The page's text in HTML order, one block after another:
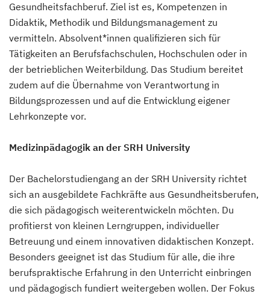
Gesundheitsfachberuf. Ziel ist es, Kompetenzen in
Didaktik, Methodik und Bildungsmanagement zu
vermitteln. Absolvent*innen qualifizieren sich für
Tätigkeiten an Berufsfachschulen, Hochschulen oder in
der betrieblichen Weiterbildung. Das Studium bereitet
zudem auf die Übernahme von Verantwortung in
Bildungsprozessen und auf die Entwicklung eigener
Lehrkonzepte vor.
Medizinpädagogik an der SRH University
Der Bachelorstudiengang an der SRH University richtet
sich an ausgebildete Fachkräfte aus Gesundheitsberufen,
die sich pädagogisch weiterentwickeln möchten. Du
profitierst von kleinen Lerngruppen, individueller
Betreuung und einem innovativen didaktischen Konzept.
Besonders geeignet ist das Studium für alle, die ihre
berufspraktische Erfahrung in den Unterricht einbringen
und pädagogisch fundiert weitergeben wollen. Der Fokus